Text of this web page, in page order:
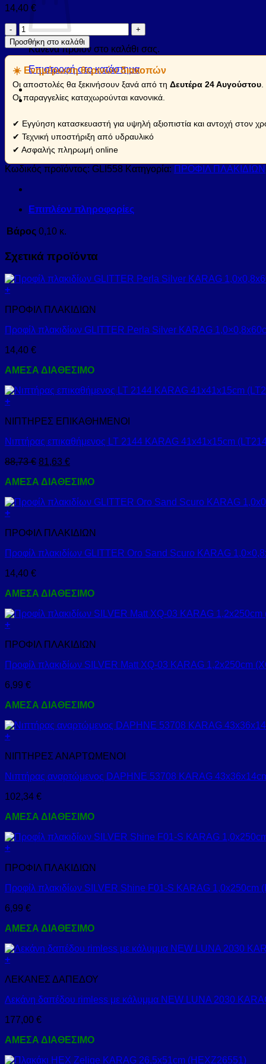
Κανένα προϊόν στο καλάθι σας.
Επιστροφή στο κατάστημα
14,40 €
Προφίλ
πλακιδίων
GLITTER
Grey
KARAG
1,0x0,8x60cm
(GLI558)
Προσθήκη στο καλάθι
☀️ Ενημέρωση θερινών διακοπών
Οι αποστολές θα ξεκινήσουν ξανά από τη Δευτέρα 24 Αυγούστου
Οι παραγγελίες καταχωρούνται κανονικά.
✔ Εγγύηση κατασκευαστή για υψηλή αξιοπιστία και αντοχή στον
✔ Τεχνική υποστήριξη από υδραυλικό
✔ Ασφαλής πληρωμή online
Κωδικός προϊόντος: GLI558 Κατηγορία: ΠΡΟΦΙΛ ΠΛΑΚΙΔΙΩΝ
Επιπλέον πληροφορίες
Βάρος 0,10 κ.
Σχετικά προϊόντα
+
ΠΡΟΦΙΛ ΠΛΑΚΙΔΙΩΝ
Προφίλ πλακιδίων GLITTER Perla Silver KARAG
14,40 €
ΑΜΕΣΑ ΔΙΑΘΕΣΙΜΟ
+
ΝΙΠΤΗΡΕΣ ΕΠΙΚΑΘΗΜΕΝΟΙ
Νιπτήρας επικαθήμενος LT 2144 KARAG 41x41x15cm
88,73€ 81,63 €
ΑΜΕΣΑ ΔΙΑΘΕΣΙΜΟ
+
ΠΡΟΦΙΛ ΠΛΑΚΙΔΙΩΝ
Προφίλ πλακιδίων GLITTER Oro Sand Scuro KARAG
14,40 €
ΑΜΕΣΑ ΔΙΑΘΕΣΙΜΟ
+
ΠΡΟΦΙΛ ΠΛΑΚΙΔΙΩΝ
Προφίλ πλακιδίων SILVER Matt XQ-03 KARAG 1,2x250cm
6,99 €
ΑΜΕΣΑ ΔΙΑΘΕΣΙΜΟ
+
ΝΙΠΤΗΡΕΣ ΑΝΑΡΤΩΜΕΝΟΙ
Νιπτήρας αναρτώμενος DAPHNE 53708 KARAG
102,34 €
ΑΜΕΣΑ ΔΙΑΘΕΣΙΜΟ
+
ΠΡΟΦΙΛ ΠΛΑΚΙΔΙΩΝ
Προφίλ πλακιδίων SILVER Shine F01-S KARAG 1,0x250cm
6,99 €
ΑΜΕΣΑ ΔΙΑΘΕΣΙΜΟ
+
ΛΕΚΑΝΕΣ ΔΑΠΕΔΟΥ
Λεκάνη δαπέδου rimless με κάλυμμα NEW LUNA 2030
177,00 €
ΑΜΕΣΑ ΔΙΑΘΕΣΙΜΟ